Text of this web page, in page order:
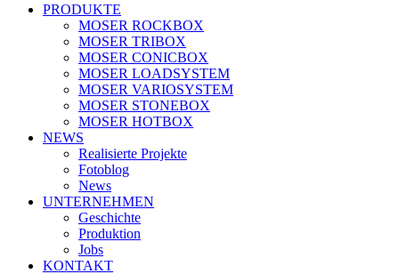
PRODUKTE
MOSER ROCKBOX
MOSER TRIBOX
MOSER CONICBOX
MOSER LOADSYSTEM
MOSER VARIOSYSTEM
MOSER STONEBOX
MOSER HOTBOX
NEWS
Realisierte Projekte
Fotoblog
News
UNTERNEHMEN
Geschichte
Produktion
Jobs
KONTAKT